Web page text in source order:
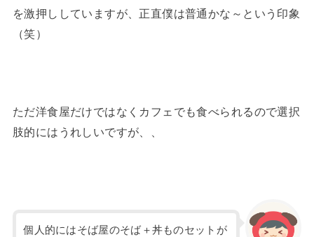
を激押ししていますが、正直僕は普通かな～という印象
（笑）
ただ洋食屋だけではなくカフェでも食べられるので選択
肢的にはうれしいですが、、
個人的にはそば屋のそば＋丼ものセットが